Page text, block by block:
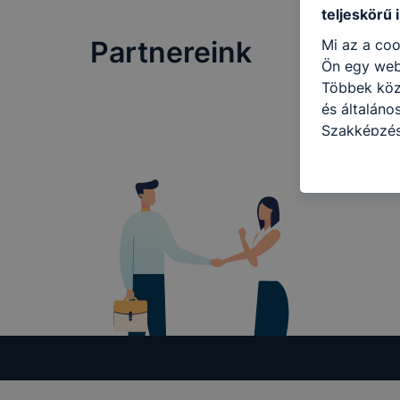
Partnereink
teljeskörű
Mi az a
Ön egy
Többek
és
kat a
hogyan
részeit
cookie-